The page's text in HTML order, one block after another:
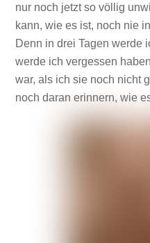
nur noch jetzt so völlig
kann, wie es ist, noch nie
Denn in drei Tagen werde
werde ich vergessen
war, als ich sie noch nicht
noch daran erinnern, wie